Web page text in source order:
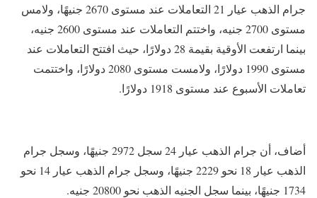
جرام الذهب عيار 21 التعاملات عند مستوى 2670 جنيهًا، ولامس
مستوى 2700 جنيه، واختتم التعاملات عند مستوى 2600 جنيه،
بينما ارتفعت الأوقية بقيمة 28 دولارًا، حيث افتتح التعاملات عند
مستوى 1990 دولارًا، ولامست مستوى 2080 دولارًا، واختتمت
تعاملات الأسبوع عند مستوى 1918 دولارًا.
أضاف، أن جرام الذهب عيار 24 سجل 2972 جنيهًا، وسجل جرام
الذهب عيار 18 نحو 2229 جنيهًا، وسجل جرام الذهب عيار 14 نحو
1734 جنيهًا، بينما سجل الجنيه الذهب نحو 20800 جنيه.